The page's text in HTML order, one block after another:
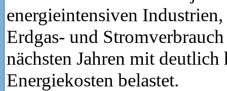
energieintensiven
Erdgas- und
nächsten Jahren mit deutlich
Energiekosten belastet.